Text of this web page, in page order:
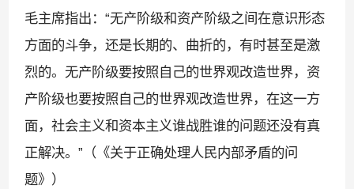
毛主席指出：“无产阶级和资产阶级之间在意识形态
方面的斗争，还是长期的、曲折的，有时甚至是激
烈的。无产阶级要按照自己的世界观改造世界，资
产阶级也要按照自己的世界观改造世界，在这一方
面，社会主义和资本主义谁战胜谁的问题还没有真
正解决。” （《关于正确处理人民内部矛盾的问
题》）